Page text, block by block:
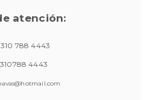
atención:
788 4443
4443